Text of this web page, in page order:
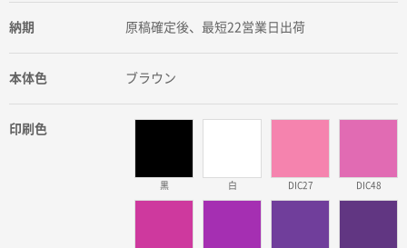
納期 原稿確定後、最短22営業日出荷
本体色 ブラウン
印刷色
黒 白 DIC27 DIC48